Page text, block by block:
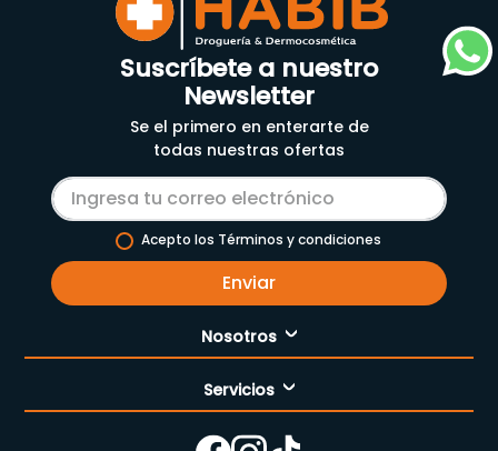
Suscríbete a nuestro
Newsletter
Se el primero en enterarte de
todas nuestras ofertas
Acepto los Términos y condiciones
Enviar
Nosotros
Nuestra empresa
Cómo comprar
Servicios